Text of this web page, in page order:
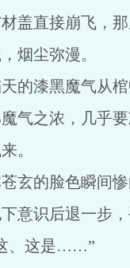
盖直接崩飞，
烟尘弥漫。
的漆黑魔气从
气之浓，几乎
。
玄的脸色瞬间
意识后退一步
、这是……”